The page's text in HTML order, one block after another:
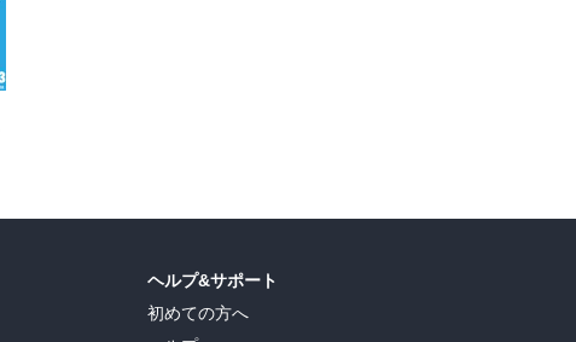
ヘルプ&サポート
初めての方へ